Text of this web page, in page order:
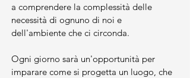
a comprendere la complessità delle
necessità di ognuno di noi e
dell'ambiente che ci circonda.
Ogni giorno sarà un'opportunità per
imparare come si progetta un luogo, che